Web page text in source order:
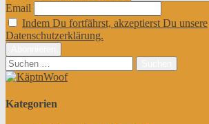
Email
Indem Du fortfährst, akzeptierst Du unsere
Datenschutzerklärung.
Suchen
nach:
Kategorien